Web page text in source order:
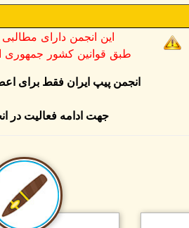
این انجمن دارای
طبق قوانین کشور جمهوری اسلامی
انجمن پیپ ایران فقط برای
جهت ادامه فعالیت در